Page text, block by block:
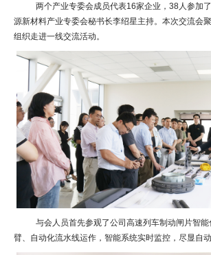
两个产业专委会成员代表16家企业，38人参加
源新材料产业专委会秘书长李绍星主持。本次交流会聚
组织走进一线交流活动。
与会人员首先参观了公司高速列车制动闸片智
臂、自动化流水线运作，智能系统实时监控，尽显自动